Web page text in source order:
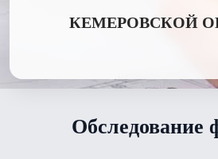
КЕМЕРОВСКОЙ
Обследование